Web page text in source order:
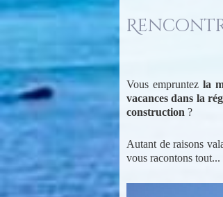
Vous empruntezla
vacances dans la
construction ?
Autant de raisons
vous racontons tout...